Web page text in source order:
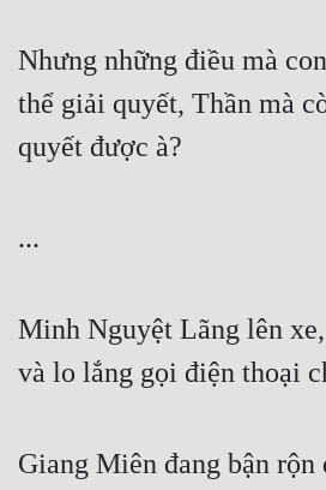
Nhưng những điều mà
thể giải quyết, Thần mà
quyết được à?
...
Minh Nguyệt Lãng lên
và lo lắng gọi điện thoại
Giang Miên đang bận rộn